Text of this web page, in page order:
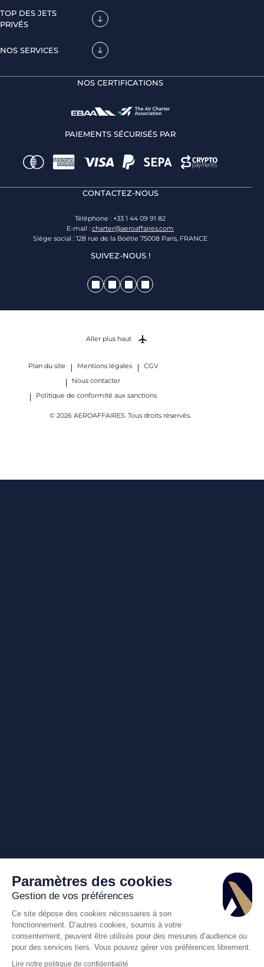
TOP DES JETS
PRIVÉS
NOS SERVICES
NOS CERTIFICATIONS
PAIEMENTS SÉCURISÉS PAR
CONTACTEZ-NOUS
Téléphone : +33 1 44 09 91 82
E-mail : charter@aeroaffaires.com
Siège social : 128 rue de la Boétie 75008 Paris, FRANCE
SUIVEZ-NOUS !
Plan du site Mentions légales
CGV
Nous contacter
Politique de conformité aux sanctions
© 2026 AEROAFFAIRES. Tous droits réservés.
Aller plus haut
Paramètres des cookies
Gestion de vos préférences
Ce site dépose des cookies nécessaires à son
fonctionnement. D’autres cookies, soumis à votre
consentement, peuvent être utilisés pour des mesures d’audience ou
pour des services tiers. Vous pouvez gérer vos préférences librement.
Lire notre politique de confidentialité